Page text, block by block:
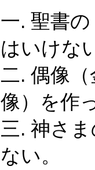
一. 聖書
はいけな
二. 偶像
像）を作
三. 神さ
ない。